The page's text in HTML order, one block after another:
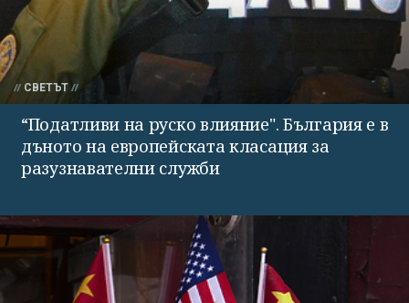
СВЕТЪТ
“Податливи на руско влияние". България е в
дъното на европейската класация за
разузнавателни служби